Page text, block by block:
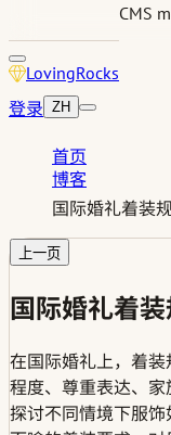
CMS
LovingRocks
登录 ZH
首页
博客
国际婚礼着装
上一页
国际婚礼着
在国际婚礼上，着
程度、尊重表达、
探讨不同情境下服